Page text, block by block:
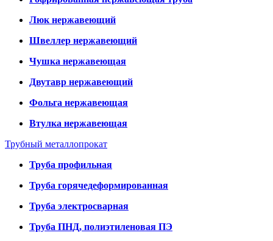
Люк нержавеющий
Швеллер нержавеющий
Чушка нержавеющая
Двутавр нержавеющий
Фольга нержавеющая
Втулка нержавеющая
Трубный металлопрокат
Труба профильная
Труба горячедеформированная
Труба электросварная
Труба ПНД, полиэтиленовая ПЭ